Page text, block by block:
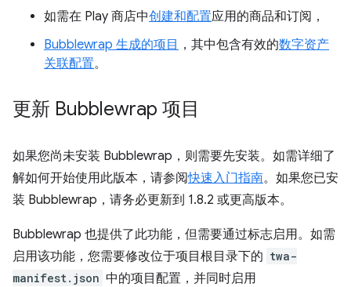
如需在 Play 商店中创建和配置应用的商品和订阅，
Bubblewrap 生成的项目 ，其中包含有效的数字资产
关联配置。
更新 Bubblewrap 项目
如果您尚未安装 Bubblewrap，则需要先安装。如需详细了
解如何开始使用此版本，请参阅快速入门指南。如果您已安
装 Bubblewrap，请务必更新到 1.8.2 或更高版本。
Bubblewrap 也提供了此功能，但需要通过标志启用。如需
启用该功能，您需要修改位于项目根目录下的 twa-
manifest.json 中的项目配置，并同时启用